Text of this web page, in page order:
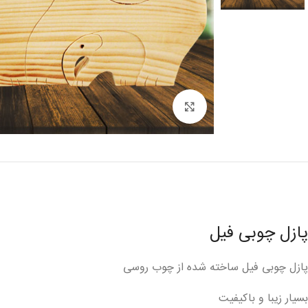
برای بزرگنمایی کلیک کنید
پازل چوبی فیل
پازل چوبی فیل ساخته شده از چوب روسی
بسیار زیبا و باکیفیت